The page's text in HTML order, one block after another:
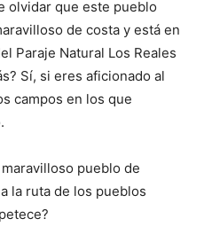
olvidar que este pueblo
de costa y está en
Paraje Natural Los Reales
Sí, si eres aficionado al
campos en los que
pueblo de
la ruta de los pueblos